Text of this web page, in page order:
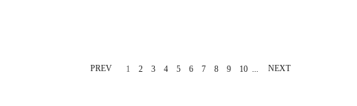
PREV 1 2 3 4 5 6 7 8 9 10 NEXT